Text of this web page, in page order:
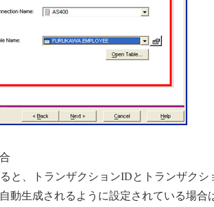
ると、トランザクションIDとトランザクシ
動生成されるように設定されている場合